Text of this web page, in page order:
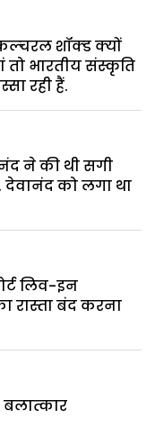
शॉक्ड क्यों
तो भारतीय संस्कृति
रही हैं.
ने की थी सगी
देवानंद को लगा था
लिव-इन
रास्ता बंद करना
बलात्कार